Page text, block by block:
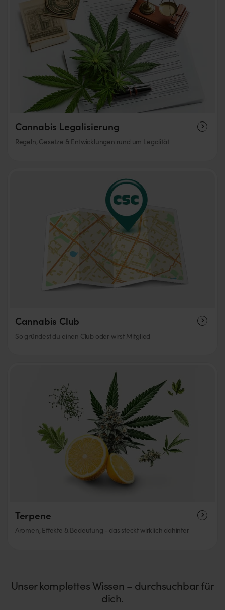
Cannabis Legalisierung
Regeln, Gesetze & Entwicklungen rund um Legalität
Cannabis Club
So gründest du einen Club oder wirst Mitglied
Terpene
Aromen, Effekte & Bedeutung - das steckt wirklich dahinter
Unser komplettes Wissen – durchsuchbar für
dich.